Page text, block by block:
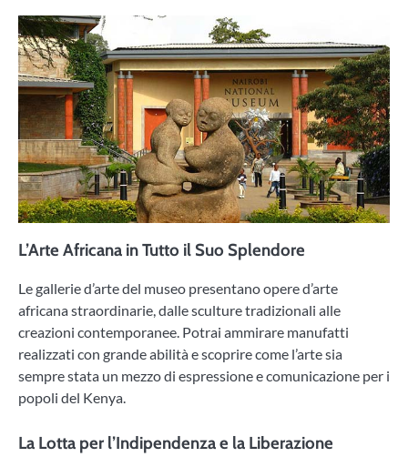
L’Arte Africana in Tutto il Suo Splendore
Le gallerie d’arte del museo presentano opere d’arte
africana straordinarie, dalle sculture tradizionali alle
creazioni contemporanee. Potrai ammirare manufatti
realizzati con grande abilità e scoprire come l’arte sia
sempre stata un mezzo di espressione e comunicazione per i
popoli del Kenya.
La Lotta per l’Indipendenza e la Liberazione